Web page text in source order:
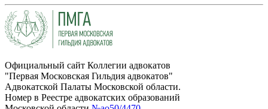
Официальный сайт Коллегии адвокатов
"Первая Московская Гильдия адвокатов"
Адвокатской Палаты Московской области.
Номер в Реестре адвокатских образований